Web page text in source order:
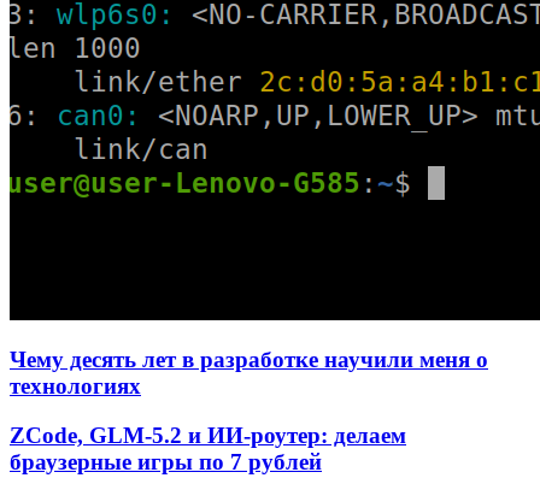
Чему десять лет в разработке научили меня о
технологиях
ZCode, GLM-5.2 и ИИ-роутер: делаем
браузерные игры по 7 рублей